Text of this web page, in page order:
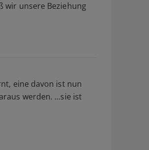
wir unsere Beziehung
eine davon ist nun
werden. ...sie ist